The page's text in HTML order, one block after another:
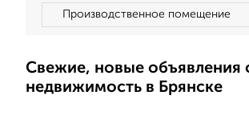
Производственное помещение
Свежие, новые
недвижимость в Брянске